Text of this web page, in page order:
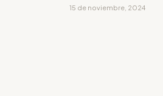
15 de noviembre, 2024